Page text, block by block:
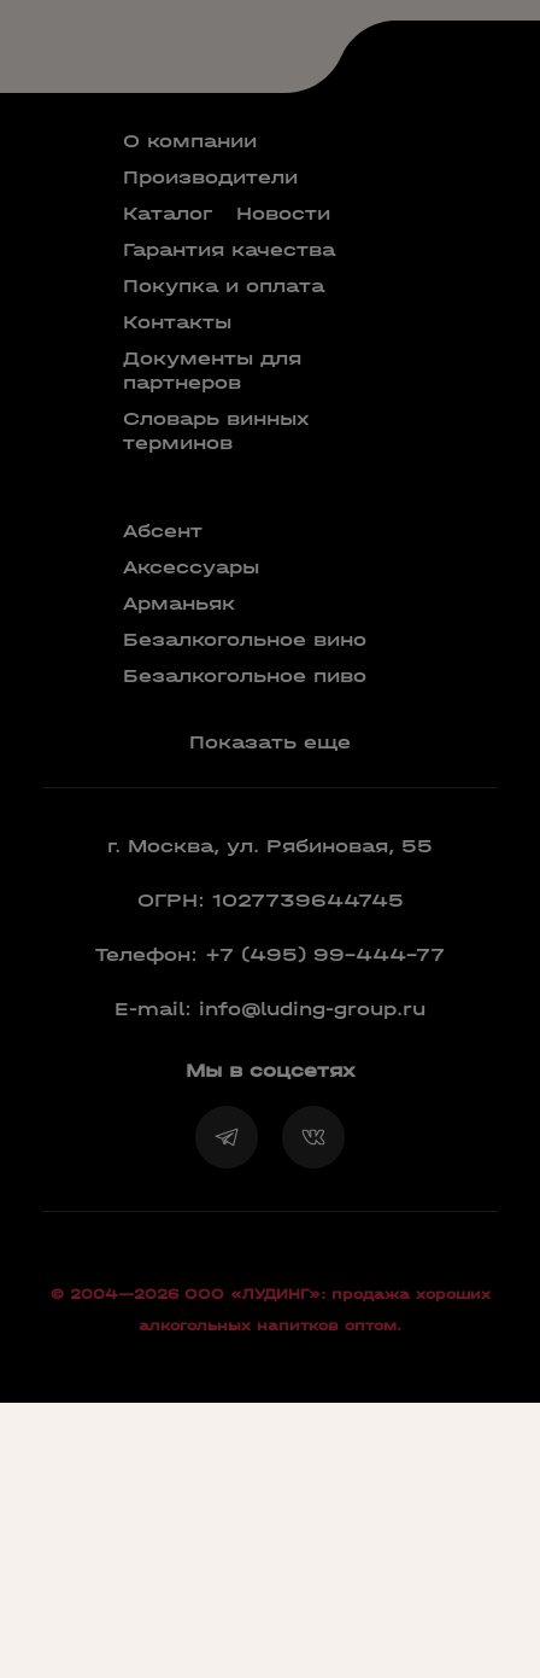
О компании
Производители
Каталог
Новости
Гарантия качества
Покупка и оплата
Контакты
Документы для
партнеров
Словарь винных
терминов
Абсент
Аксессуары
Арманьяк
Безалкогольное вино
Безалкогольное пиво
Показать еще
г. Москва, ул. Рябиновая, 55
ОГРН: 1027739644745
Телефон: +7 (495) 99-444-77
E-mail: info@luding-group.ru
Мы в соцсетях
© 2004—2026 OOO «ЛУДИНГ»: продажа хороших
алкогольных напитков оптом.